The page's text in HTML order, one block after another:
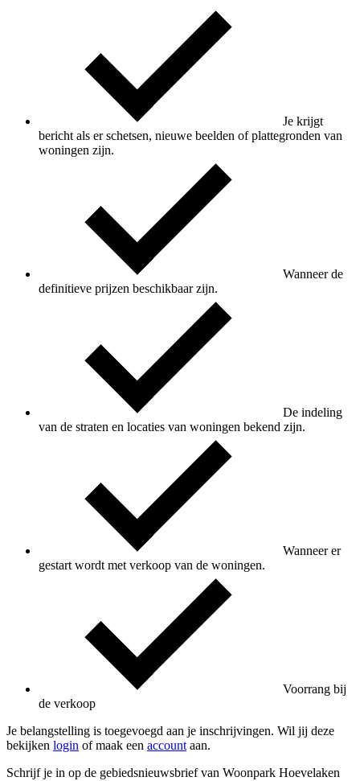
Je krijgt
bericht als er schetsen, nieuwe beelden of plattegronden van
woningen zijn.
Wanneer de
definitieve prijzen beschikbaar zijn.
De indeling
van de straten en locaties van woningen bekend zijn.
Wanneer er
gestart wordt met verkoop van de woningen.
Voorrang bij
de verkoop
Je belangstelling is toegevoegd aan je inschrijvingen. Wil jij deze
bekijken login of maak een account aan.
Schrijf je in op de gebiedsnieuwsbrief van Woonpark Hoevelaken